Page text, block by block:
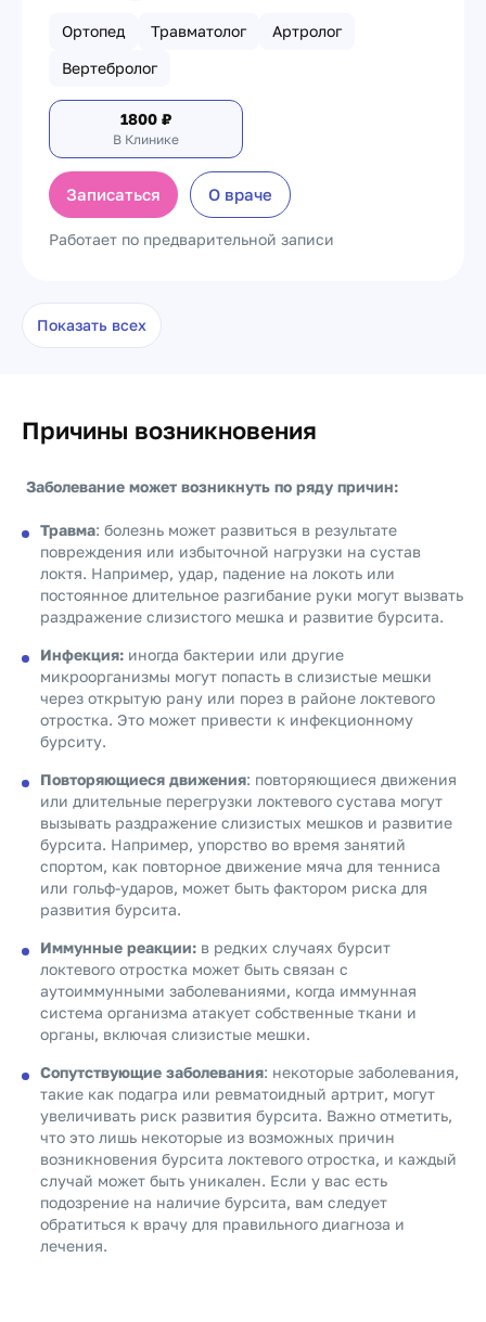
Ортопед Травматолог
Артролог
Вертебролог
1800 ₽
В Клинике
Записаться О враче
Работает по предварительной записи
Показать всех
Причины возникновения
Заболевание может возникнуть по ряду причин:
Травма: болезнь может развиться в результате
повреждения или избыточной нагрузки на сустав
локтя. Например, удар, падение на локоть или
постоянное длительное разгибание руки могут вызвать
раздражение слизистого мешка и развитие бурсита.
Инфекция: иногда бактерии или другие
микроорганизмы могут попасть в слизистые мешки
через открытую рану или порез в районе локтевого
отростка. Это может привести к инфекционному
бурситу.
Повторяющиеся движения: повторяющиеся движения
или длительные перегрузки локтевого сустава могут
вызывать раздражение слизистых мешков и развитие
бурсита. Например, упорство во время занятий
спортом, как повторное движение мяча для тенниса
или гольф-ударов, может быть фактором риска для
развития бурсита.
Иммунные реакции: в редких случаях бурсит
локтевого отростка может быть связан с
аутоиммунными заболеваниями, когда иммунная
система организма атакует собственные ткани и
органы, включая слизистые мешки.
Сопутствующие заболевания: некоторые заболевания,
такие как подагра или ревматоидный артрит, могут
увеличивать риск развития бурсита. Важно отметить,
что это лишь некоторые из возможных причин
возникновения бурсита локтевого отростка, и каждый
случай может быть уникален. Если у вас есть
подозрение на наличие бурсита, вам следует
обратиться к врачу для правильного диагноза и
лечения.